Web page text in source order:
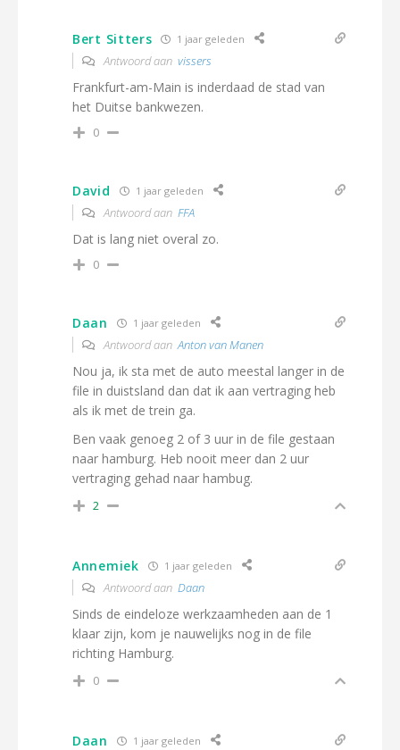
Bert Sitters 1 jaar geleden
Antwoord aan vissers
Frankfurt-am-Main is inderdaad de stad van
het Duitse bankwezen.
0
David 1 jaar geleden
Antwoord aan FFA
Dat is lang niet overal zo.
0
Daan 1 jaar geleden
Antwoord aanAnton van Manen
Nou ja, ik sta met de auto meestal langer in de
file in duistsland dan dat ik aan vertraging heb
als ik met de trein ga.
Ben vaak genoeg 2 of 3 uur in de file gestaan
naar hamburg. Heb nooit meer dan 2 uur
vertraging gehad naar hambug.
2
Annemiek 1 jaar geleden
Antwoord aan Daan
Sinds de eindeloze werkzaamheden aan de 1
klaar zijn, kom je nauwelijks nog in de file
richting Hamburg.
0
Daan 1 jaar geleden